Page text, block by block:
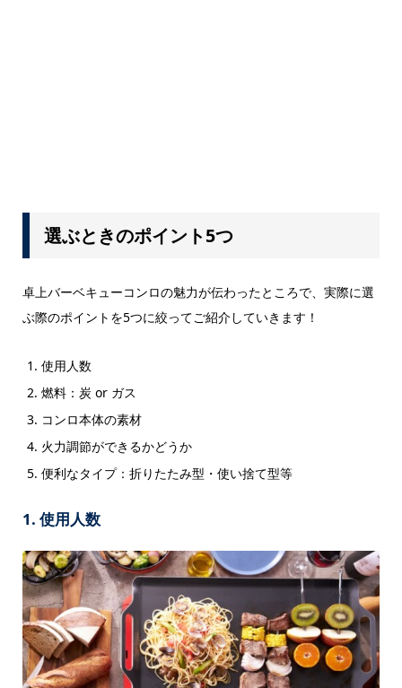
選ぶときのポイント5つ
卓上バーベキューコンロの魅力が伝わったところで、実際に選
ぶ際のポイントを5つに絞ってご紹介していきます！
使用人数
燃料：炭 or ガス
コンロ本体の素材
火力調節ができるかどうか
便利なタイプ：折りたたみ型・使い捨て型等
1. 使用人数